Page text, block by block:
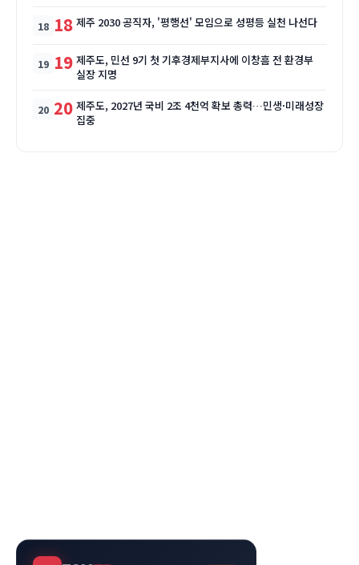
18 제주 2030 공직자, '평행선' 모임으로 성평등 실천 나선다
19 제주도, 민선 9기 첫 기후경제부지사에 이창흠 전 환경부
실장 지명
20 제주도, 2027년 국비 2조 4천억 확보 총력…민생·미래성장
집중